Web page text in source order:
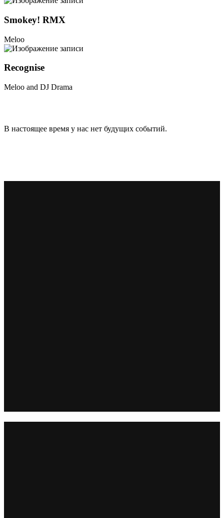
Smokey! RMX
Meloo
Recognise
Meloo and DJ Drama
В настоящее время у нас нет будущих событий.